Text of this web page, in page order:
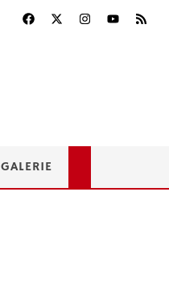
GALERIE